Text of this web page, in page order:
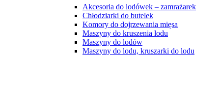
Akcesoria do lodówek – zamrażarek
Chłodziarki do butelek
Komory do dojrzewania mięsa
Maszyny do kruszenia lodu
Maszyny do lodów
Maszyny do lodu, kruszarki do lodu